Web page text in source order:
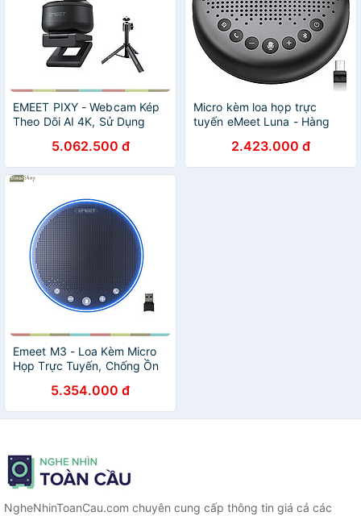
EMEET PIXY - Webcam Kép
Theo Dõi AI 4K, Sử Dụng
Ồn Dành Cho Dạy Học, Họp
Online, Livestream, Tiktok -
Hàng Chính Hãng
5.062.500 đ
Micro kèm loa họp trực
tuyến eMeet Luna - Hàng
2.423.000 đ
Emeet M3 - Loa Kèm Micro
Họp Trực Tuyến, Chống Ồn
Âm Thanh Full Duplex Cho
Nhóm 12 Người- Hàng chính
hãng
5.354.000 đ
NgheNhinToanCau.com chuyên cung cấp thông tin giá cả các